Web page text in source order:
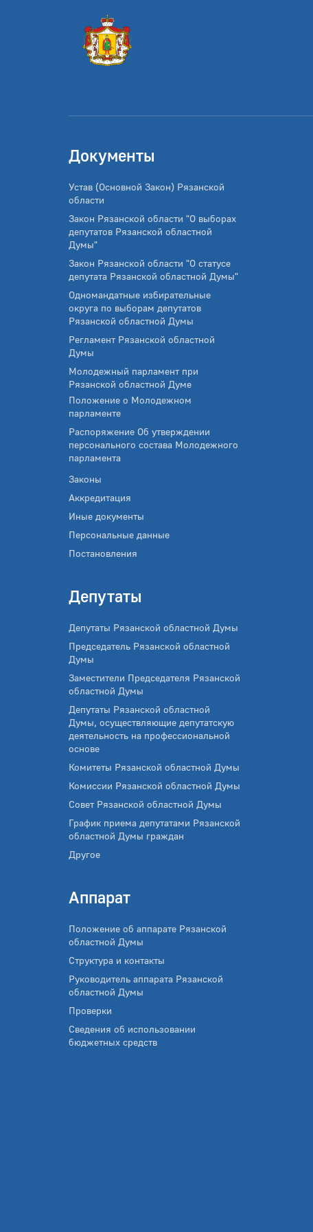
Документы
Устав (Основной Закон) Рязанской
области
Закон Рязанской области "О выборах
депутатов Рязанской областной
Думы"
Закон Рязанской области "О статусе
депутата Рязанской областной Думы"
Одномандатные избирательные
округа по выборам депутатов
Рязанской областной Думы
Регламент Рязанской областной
Думы
Молодежный парламент при
Рязанской областной Думе
Положение о Молодежном
парламенте
Распоряжение Об утверждении
персонального состава Молодежного
парламента
Законы
Аккредитация
Иные документы
Персональные данные
Постановления
Депутаты
Депутаты Рязанской областной Думы
Председатель Рязанской областной
Думы
Заместители Председателя Рязанской
областной Думы
Депутаты Рязанской областной
Думы, осуществляющие депутатскую
деятельность на профессиональной
основе
Комитеты Рязанской областной Думы
Комиссии Рязанской областной Думы
Совет Рязанской областной Думы
График приема депутатами Рязанской
областной Думы граждан
Другое
Аппарат
Положение об аппарате Рязанской
областной Думы
Структура и контакты
Руководитель аппарата Рязанской
областной Думы
Проверки
Сведения об использовании
бюджетных средств